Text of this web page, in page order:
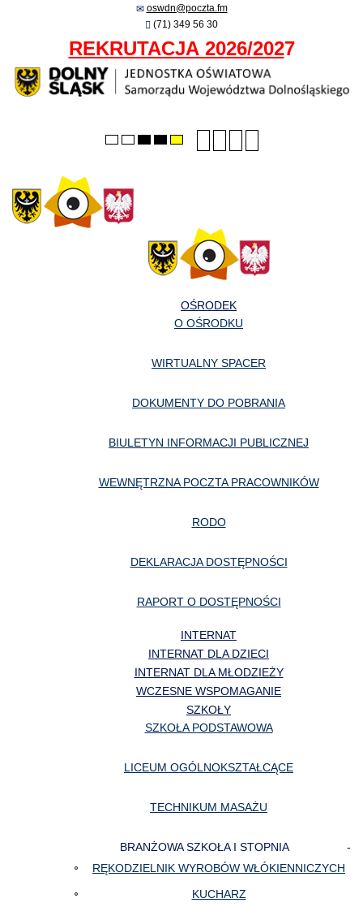
oswdn@poczta.fm
(71) 349 56 30
REKRUTACJA 2026/2027
Default
NightHighHighHigh
fontfont
font
OŚRODEK
O OŚRODKU
WIRTUALNY SPACER
DOKUMENTY DO POBRANIA
BIULETYN INFORMACJI PUBLICZNEJ
WEWNĘTRZNA POCZTA PRACOWNIKÓW
RODO
DEKLARACJA DOSTĘPNOŚCI
RAPORT O DOSTĘPNOŚCI
INTERNAT
INTERNAT DLA DZIECI
INTERNAT DLA MŁODZIEŻY
WCZESNE WSPOMAGANIE
SZKOŁY
SZKOŁA PODSTAWOWA
LICEUM OGÓLNOKSZTAŁCĄCE
TECHNIKUM MASAŻU
BRANŻOWA SZKOŁA I STOPNIA
RĘKODZIELNIK WYROBÓW WŁÓKIENNICZYCH
KUCHARZ